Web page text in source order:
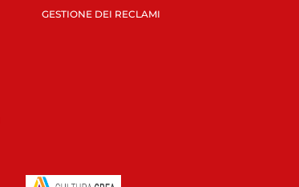
GESTIONE DEI RECLAMI